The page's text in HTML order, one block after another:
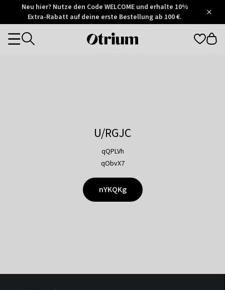
Otrium
Trustpilot
Neu hier? Nutze den Code WELCOME und erhalte 10%
Extra-Rabatt auf deine erste Bestellung ab 100 €.
Otrium
Categories
U/RGJC
qQPLVh
qObvX7
nYKQKg